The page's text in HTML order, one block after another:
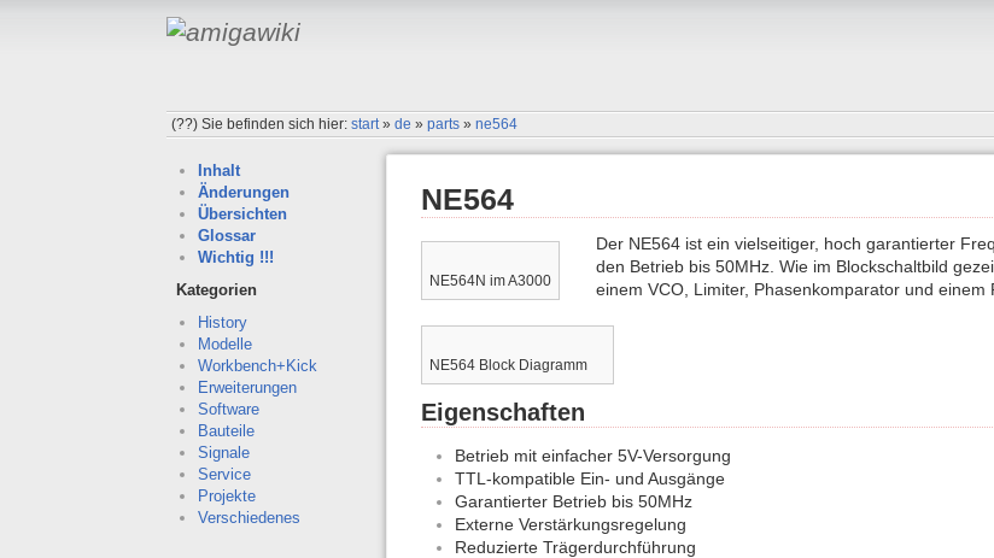
(??)Sie befinden sich hier:start»de »parts »ne564
Inhalt
Änderungen
Übersichten
Glossar
Wichtig !!!
Kategorien
History
Modelle
Workbench+Kick
Erweiterungen
Software
Bauteile
Signale
Service
Projekte
Verschiedenes
NE564
NE564N im A3000
Der NE564 ist ein vielseitiger, hoch garantierter
den Betrieb bis 50MHz. Wie im Blockschaltbild
einem VCO, Limiter, Phasenkomparator und einem
NE564 Block Diagramm
Eigenschaften
Betrieb mit einfacher 5V-Versorgung
TTL-kompatible Ein- und Ausgänge
Garantierter Betrieb bis 50MHz
Externe Verstärkungsregelung
Reduzierte Trägerdurchführung